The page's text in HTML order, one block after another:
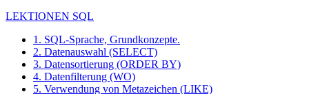
LEKTIONEN SQL
1. SQL-Sprache, Grundkonzepte.
2. Datenauswahl (SELECT)
3. Datensortierung (ORDER BY)
4. Datenfilterung (WO)
5. Verwendung von Metazeichen (LIKE)